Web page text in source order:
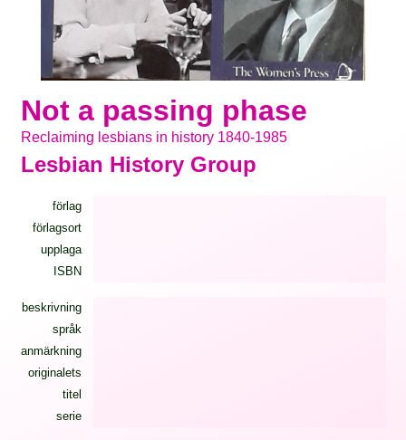
Not a passing phase
Reclaiming lesbians in history 1840-1985
Lesbian History Group
förlag
förlagsort
upplaga
ISBN
beskrivning
språk
anmärkning
originalets
titel
serie